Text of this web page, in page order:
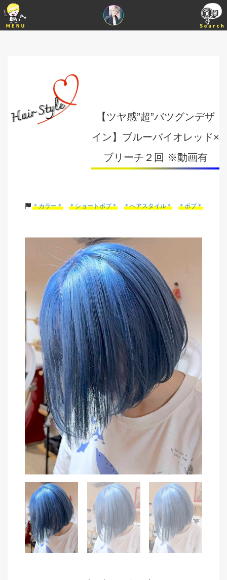
【ツヤ感”超”バツグンデザ
イン】ブルーバイオレッド×
ブリーチ２回 ※動画有
＊カラー＊ ＊ショートボブ＊ ＊ヘアスタイル＊ ＊ボブ＊